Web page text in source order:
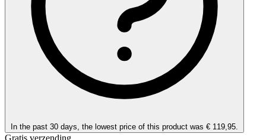
In the past 30 days, the lowest price of this product was € 119,95.
Gratis verzending